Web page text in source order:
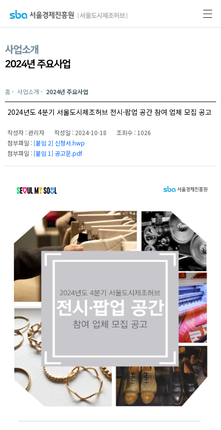
사업소개
2024년 주요사업
홈 사업소개 2024년 주요사업
2024년도 4분기 서울도시제조허브 전시·팝업 공간 참여 업체 모집 공고
작성자 : 관리자 작성일 : 2024-10-18
조회수 : 1026
첨부파일 : [붙임 2] 신청서.hwp
첨부파일 : [붙임 1] 공고문.pdf